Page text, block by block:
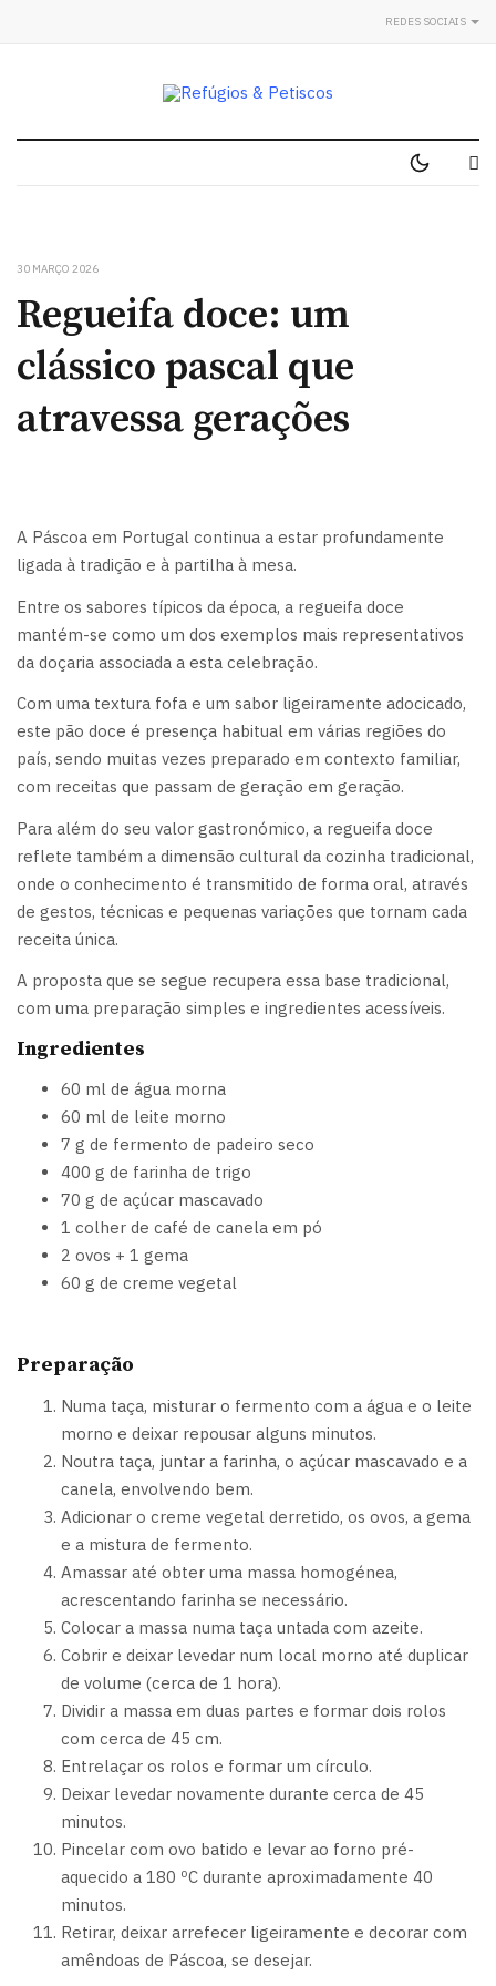
REDES SOCIAIS
30 MARÇO 2026
Regueifa doce: um
clássico pascal que
atravessa gerações
A Páscoa em Portugal continua a estar profundamente
ligada à tradição e à partilha à mesa.
Entre os sabores típicos da época, a regueifa doce
mantém-se como um dos exemplos mais representativos
da doçaria associada a esta celebração.
Com uma textura fofa e um sabor ligeiramente adocicado,
este pão doce é presença habitual em várias regiões do
país, sendo muitas vezes preparado em contexto familiar,
com receitas que passam de geração em geração.
Para além do seu valor gastronómico, a regueifa doce
reflete também a dimensão cultural da cozinha tradicional,
onde o conhecimento é transmitido de forma oral, através
de gestos, técnicas e pequenas variações que tornam cada
receita única.
A proposta que se segue recupera essa base tradicional,
com uma preparação simples e ingredientes acessíveis.
Ingredientes
60 ml de água morna
60 ml de leite morno
7 g de fermento de padeiro seco
400 g de farinha de trigo
70 g de açúcar mascavado
1 colher de café de canela em pó
2 ovos + 1 gema
60 g de creme vegetal
Preparação
Numa taça, misturar o fermento com a água e o leite
morno e deixar repousar alguns minutos.
Noutra taça, juntar a farinha, o açúcar mascavado e a
canela, envolvendo bem.
Adicionar o creme vegetal derretido, os ovos, a gema
e a mistura de fermento.
Amassar até obter uma massa homogénea,
acrescentando farinha se necessário.
Colocar a massa numa taça untada com azeite.
Cobrir e deixar levedar num local morno até duplicar
de volume (cerca de 1 hora).
Dividir a massa em duas partes e formar dois rolos
com cerca de 45 cm.
Entrelaçar os rolos e formar um círculo.
Deixar levedar novamente durante cerca de 45
minutos.
Pincelar com ovo batido e levar ao forno pré-
aquecido a 180 ºC durante aproximadamente 40
minutos.
Retirar, deixar arrefecer ligeiramente e decorar com
amêndoas de Páscoa, se desejar.